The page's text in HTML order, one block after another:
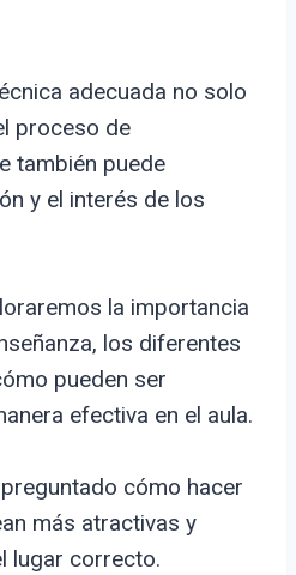
adecuada no solo
proceso de
también puede
y el interés de los
la importancia
los diferentes
pueden ser
efectiva en el aula.
cómo hacer
más atractivas y
lugar correcto.